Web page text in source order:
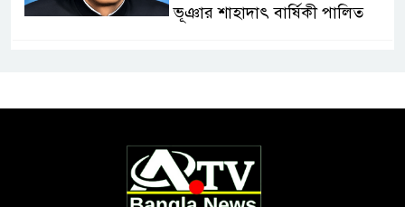
ভূঞার শাহাদাৎ বার্ষিকী পালিত